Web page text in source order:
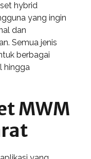
hybrid
yang ingin
dan
Semua jenis
berbagai
hingga
MWM